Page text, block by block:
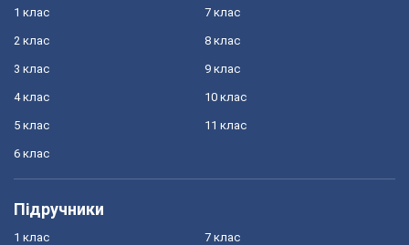
1 клас
2 клас
3 клас
4 клас
5 клас
6 клас
7 клас
8 клас
9 клас
10 клас
11 клас
Підручники
1 клас 7 клас